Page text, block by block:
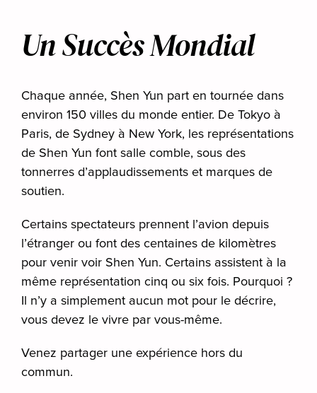
Un Succès Mondial
Chaque année, Shen Yun part en tournée dans
environ 150 villes du monde entier. De Tokyo à
Paris, de Sydney à New York, les représentations
de Shen Yun font salle comble, sous des
tonnerres d’applaudissements et marques de
soutien.
Certains spectateurs prennent l’avion depuis
l’étranger ou font des centaines de kilomètres
pour venir voir Shen Yun. Certains assistent à la
même représentation cinq ou six fois. Pourquoi ?
Il n’y a simplement aucun mot pour le décrire,
vous devez le vivre par vous-même.
Venez partager une expérience hors du
commun.